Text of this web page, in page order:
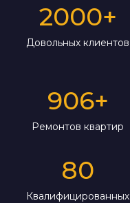
2000+
Довольных клиентов
906+
Ремонтов квартир
80
Квалифицированных